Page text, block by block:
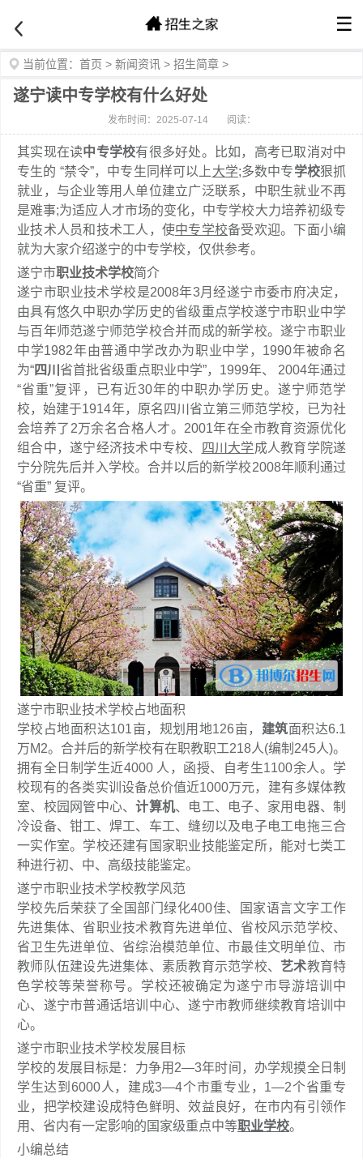
☰
当前位置： 首页 > 新闻资讯 > 招生简章 >
遂宁读中专学校有什么好处
发布时间：2025-07-14 阅读：
其实现在读中专学校有很多好处。比如，高考已取消对中
专生的 “禁令”，中专生同样可以上 大学;多数中专学校狠抓
就业，与企业等用人单位建立广泛联系，中职生就业不再
是难事;为适应人才市场的变化，中专学校大力培养初级专
业技术人员和技术工人，使中专学校备受欢迎。下面小编
就为大家介绍遂宁的中专学校，仅供参考。
遂宁市职业技术学校简介
遂宁市职业技术学校是2008年3月经遂宁市委市府决定，
由具有悠久中职办学历史的省级重点学校遂宁市职业中学
与百年师范遂宁师范学校合并而成的新学校。遂宁市职业
中学1982年由普通中学改办为职业中学，1990年被命名
为“四川 省首批省级重点职业中学”，1999年、 2004年通过
“省重”复评，已有近30年的中职办学历史。遂宁师范学
校，始建于1914年，原名四川省立第三师范学校，已为社
会培养了2万余名合格人才。2001年在全市教育资源优化
组合中，遂宁经济技术中专校、
四川大学成人教育学院遂
宁分院先后并入学校。合并以后的新学校2008年顺利通过
“省重” 复评。
遂宁市职业技术学校占地面积
学校占地面积达101亩，规划用地126亩， 建筑面积达6.1
万M2。合并后的新学校有在职教职工218人(编制245人)。
拥有全日制学生近4000 人，函授、自考生1100余人。学
校现有的各类实训设备总价值近1000万元，建有多媒体教
室、校园网管中心、计算机、电工、电子、家用电器、制
冷设备、钳工、焊工、车工、缝纫以及电子电工电拖三合
一实作室。学校还建有国家职业技能鉴定所，能对七类工
种进行初、中、高级技能鉴定。
遂宁市职业技术学校教学风范
学校先后荣获了全国部门绿化400佳、国家语言文字工作
先进集体、省职业技术教育先进单位、省校风示范学校、
省卫生先进单位、省综治模范单位、市最佳文明单位、市
教师队伍建设先进集体、素质教育示范学校、 艺术教育特
色学校等荣誉称号。学校还被确定为遂宁市导游培训中
心、遂宁市普通话培训中心、遂宁市教师继续教育培训中
心。
遂宁市职业技术学校发展目标
学校的发展目标是：力争用2—3年时间，办学规摸全日制
学生达到6000人，建成3—4个市重专业，1—2个省重专
业，把学校建设成特色鲜明、效益良好，在市内有引领作
用、省内有一定影响的国家级重点中等职业学校。
小编总结